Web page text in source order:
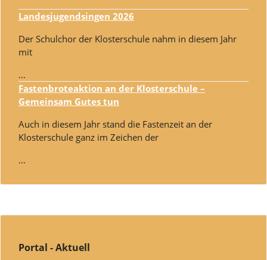
Landesjugendsingen 2026
Der Schulchor der Klosterschule nahm in diesem Jahr
mit
...
Fastenbroteaktion an der Klosterschule –
Gemeinsam Gutes tun
Auch in diesem Jahr stand die Fastenzeit an der
Klosterschule ganz im Zeichen der
...
Portal - Aktuell